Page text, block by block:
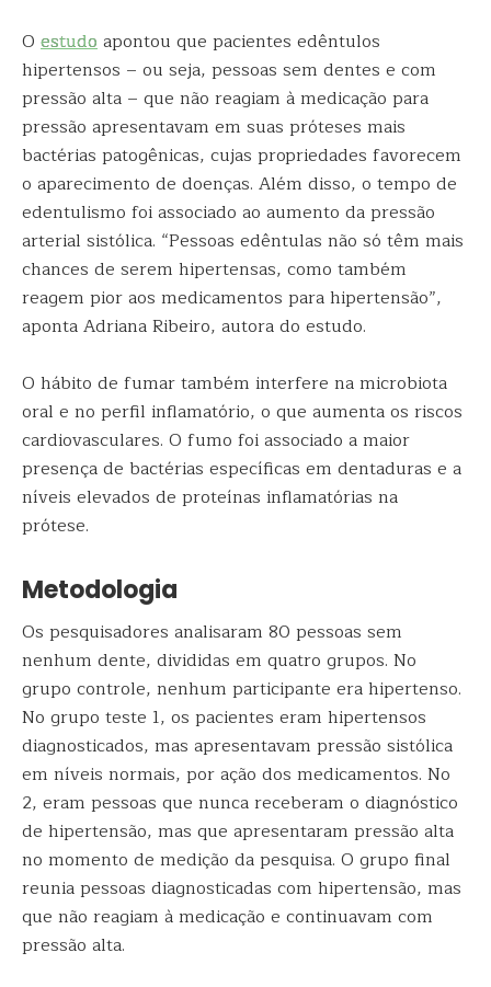
O estudoapontou que pacientes edêntulos
hipertensos – ou seja, pessoas sem dentes e com
pressão alta – que não reagiam à medicação para
pressão apresentavam em suas próteses mais
bactérias patogênicas, cujas propriedades favorecem
o aparecimento de doenças. Além disso, o tempo de
edentulismo foi associado ao aumento da pressão
arterial sistólica. “Pessoas edêntulas não só têm mais
chances de serem hipertensas, como também
reagem pior aos medicamentos para hipertensão”,
aponta Adriana Ribeiro, autora do estudo.
O hábito de fumar também interfere na microbiota
oral e no perfil inflamatório, o que aumenta os riscos
cardiovasculares. O fumo foi associado a maior
presença de bactérias específicas em dentaduras e a
níveis elevados de proteínas inflamatórias na
prótese.
Metodologia
Os pesquisadores analisaram 80 pessoas sem
nenhum dente, divididas em quatro grupos. No
grupo controle, nenhum participante era hipertenso.
No grupo teste 1, os pacientes eram hipertensos
diagnosticados, mas apresentavam pressão sistólica
em níveis normais, por ação dos medicamentos. No
2, eram pessoas que nunca receberam o diagnóstico
de hipertensão, mas que apresentaram pressão alta
no momento de medição da pesquisa. O grupo final
reunia pessoas diagnosticadas com hipertensão, mas
que não reagiam à medicação e continuavam com
pressão alta.